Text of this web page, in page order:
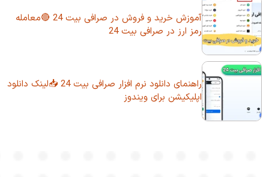
آموزش خرید و فروش در صرافی بیت 24 🔴معامله
رمز ارز در صرافی بیت 24
راهنمای دانلود نرم افزار صرافی بیت 24 📥لینک دانلود
اپلیکیشن برای ویندوز